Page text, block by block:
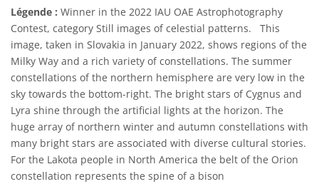
Légende : Winner in the 2022 IAU OAE Astrophotography
Contest, category Still images of celestial patterns. This
image, taken in Slovakia in January 2022, shows regions of the
Milky Way and a rich variety of constellations. The summer
constellations of the northern hemisphere are very low in the
sky towards the bottom-right. The bright stars of Cygnus and
Lyra shine through the artificial lights at the horizon. The
huge array of northern winter and autumn constellations with
many bright stars are associated with diverse cultural stories.
For the Lakota people in North America the belt of the Orion
constellation represents the spine of a bison